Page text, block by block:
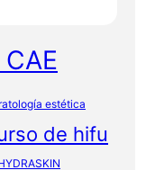
estética
de hifu